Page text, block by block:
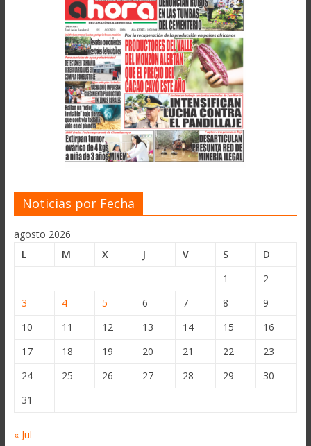
Noticias por Fecha
agosto 2026
L
M X J V S
D
1
2
3
4 5 6 7 8
9
10
11 12 13 14 15
16
17
18 19 20 21 22
23
24
25 26 27 28 29
30
31
« Jul